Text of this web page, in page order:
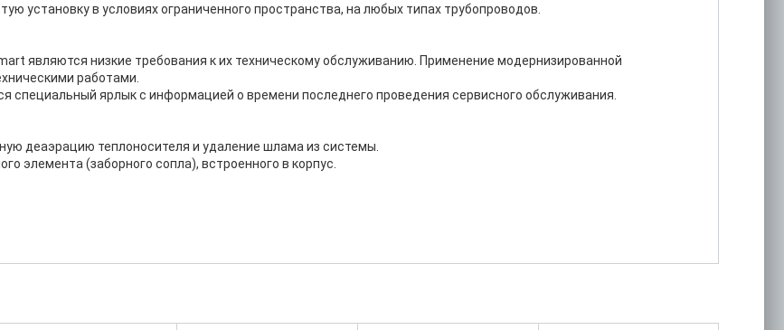
установку в условиях ограниченного пространства, на любых типах трубопроводов.
являются низкие требования к их техническому обслуживанию. Применение модернизированной
работами.
специальный ярлык с информацией о времени последнего проведения сервисного обслуживания.
деаэрацию теплоносителя и удаление шлама из системы.
элемента (заборного сопла), встроенного в корпус.